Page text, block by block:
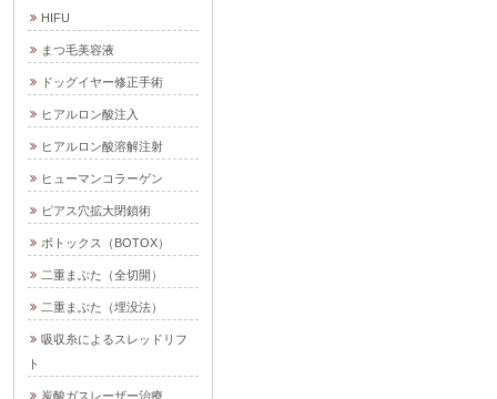
HIFU
まつ毛美容液
ドッグイヤー修正手術
ヒアルロン酸注入
ヒアルロン酸溶解注射
ヒューマンコラーゲン
ピアス穴拡大閉鎖術
ボトックス（BOTOX）
二重まぶた（全切開）
二重まぶた（埋没法）
吸収糸によるスレッドリフ
ト
炭酸ガスレーザー治療